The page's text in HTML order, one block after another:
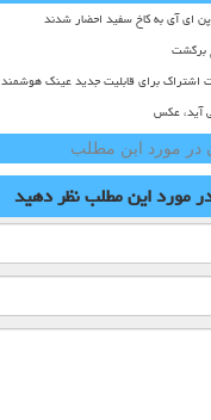
ای آی به کاخ سفید احضار شدند
برگشت
اشتراک برای قابلیت جدید عینک هوشمند
در مورد این مطلب
مورد این مطلبنظر دهید